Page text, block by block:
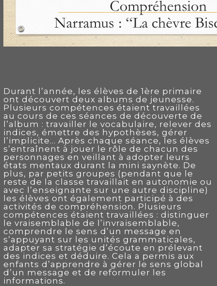
Durant l’année, les élèves de 1ère primaire
ont découvert deux albums de jeunesse.
Plusieurs compétences étaient travaillées
au cours de ces séances de découverte de
l’album : travailler le vocabulaire, relever des
indices, émettre des hypothèses, gérer
l’implicite… Après chaque séance, les élèves
s’entraînent à jouer le rôle de chacun des
personnages en veillant à adopter leurs
états mentaux durant la mini saynète. De
plus, par petits groupes (pendant que le
reste de la classe travaillait en autonomie ou
avec l’enseignante sur une autre discipline)
les élèves ont également participé à des
activités de compréhension. Plusieurs
compétences étaient travaillées : distinguer
le vraisemblable de l’invraisemblable,
comprendre le sens d’un message en
s’appuyant sur les unités grammaticales,
adapter sa stratégie d’écoute en prélevant
des indices et déduire. Cela a permis aux
enfants d’apprendre à gérer le sens global
d’un message et de reformuler les
informations.